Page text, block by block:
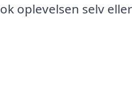
oplevelsen selv